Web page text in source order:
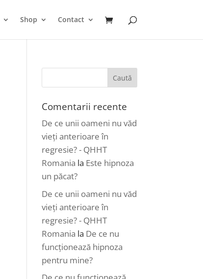
Shop Contact
Comentarii recente
De ce unii oameni nu văd
vieți anterioare în
regresie? - QHHT
Romania la Este hipnoza
un păcat?
De ce unii oameni nu văd
vieți anterioare în
regresie? - QHHT
Romania la De ce nu
funcționează hipnoza
pentru mine?